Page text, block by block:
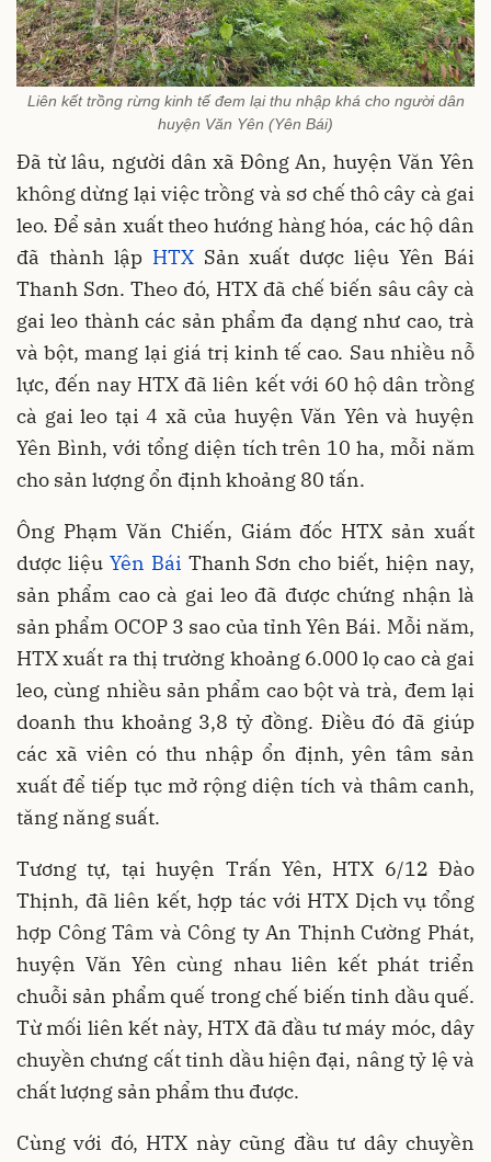
Liên kết trồng rừng kinh tế đem lại thu nhập khá cho người dân
huyện Văn Yên (Yên Bái)
Đã từ lâu, người dân xã Đông An, huyện Văn Yên
không dừng lại việc trồng và sơ chế thô cây cà gai
leo. Để sản xuất theo hướng hàng hóa, các hộ dân
đã thành lập HTXSản xuất dược liệu Yên Bái
Thanh Sơn. Theo đó, HTX đã chế biến sâu cây cà
gai leo thành các sản phẩm đa dạng như cao, trà
và bột, mang lại giá trị kinh tế cao. Sau nhiều nỗ
lực, đến nay HTX đã liên kết với 60 hộ dân trồng
cà gai leo tại 4 xã của huyện Văn Yên và huyện
Yên Bình, với tổng diện tích trên 10 ha, mỗi năm
cho sản lượng ổn định khoảng 80 tấn.
Ông Phạm Văn Chiến, Giám đốc HTX sản xuất
dược liệu Yên Bái Thanh Sơn cho biết, hiện nay,
sản phẩm cao cà gai leo đã được chứng nhận là
sản phẩm OCOP 3 sao của tỉnh Yên Bái. Mỗi năm,
HTX xuất ra thị trường khoảng 6.000 lọ cao cà gai
leo, cùng nhiều sản phẩm cao bột và trà, đem lại
doanh thu khoảng 3,8 tỷ đồng. Điều đó đã giúp
các xã viên có thu nhập ổn định, yên tâm sản
xuất để tiếp tục mở rộng diện tích và thâm canh,
tăng năng suất.
Tương tự, tại huyện Trấn Yên, HTX 6/12 Đào
Thịnh, đã liên kết, hợp tác với HTX Dịch vụ tổng
hợp Công Tâm và Công ty An Thịnh Cường Phát,
huyện Văn Yên cùng nhau liên kết phát triển
chuỗi sản phẩm quế trong chế biến tinh dầu quế.
Từ mối liên kết này, HTX đã đầu tư máy móc, dây
chuyền chưng cất tinh dầu hiện đại, nâng tỷ lệ và
chất lượng sản phẩm thu được.
Cùng với đó, HTX này cũng đầu tư dây chuyền